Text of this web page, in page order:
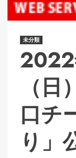
未分類
（
口チ
り」